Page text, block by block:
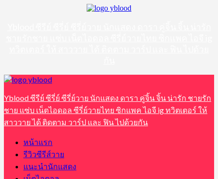
Primary
Yblood ซีรีย์ ซีรี่ย์ ซีรี่ย์วาย นักแสดง ดารา คู่จิ้น จิ้น น่ารัก ชายรัก
ชาย แซ่บ เน็ตไอดอล ซีรี่ย์วายไทย ซิกแพค ไอจี ig ทวิตเตอร์ ให้
สาววาย ได้ ติดตาม วาร์ป และ ฟิน ไปด้วยกัน
หน้าแรก
รีวิวซีรีส์วาย
แนะนำนักแสดง